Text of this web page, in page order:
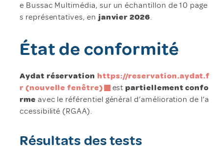
e Bussac Multimédia, sur un échantillon de 10 page
s représentatives, enjanvier 2026.
État de conformité
Aydat réservation https://reservation.aydat.f
r (nouvelle fenêtre)
estpartiellement confo
rme avec le référentiel général d’amélioration de l’a
ccessibilité (RGAA).
Résultats des tests